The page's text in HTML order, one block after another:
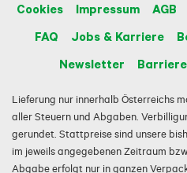
Cookies Impressum AGB
FAQ
Jobs & Karriere
Newsletter
Lieferung nur innerhalb Österreichs
aller Steuern und Abgaben.
gerundet. Stattpreise sind unsere
im jeweils angegebenen Zeitraum
Abgabe erfolgt nur in ganzen